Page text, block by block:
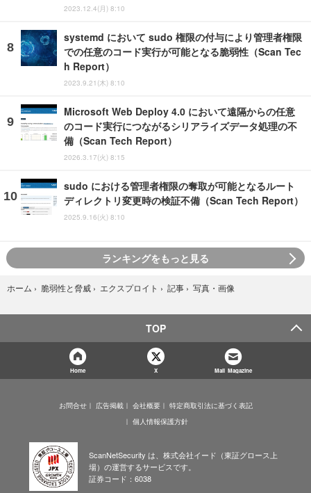
2023.12.4(月) 8:10
systemd において sudo 権限の付与により管理者権限
での任意のコード実行が可能となる脆弱性（Scan Tec
h Report）
2023.9.21(木) 8:10
Microsoft Web Deploy 4.0 において遠隔からの任意
のコード実行につながるシリアライズデータ処理の不
備（Scan Tech Report）
2026.3.17(火) 8:15
sudo における管理者権限の奪取が可能となるルート
ディレクトリ変更時の検証不備（Scan Tech Report）
2025.9.16(火) 8:10
ランキングをもっと見る
ホーム › 脆弱性と脅威 › エクスプロイト › 記事 › 写真・画像
TOP
Home X Mail Magazine
お問合せ 広告掲載 会社概要
特定商取引法に基づく表記
個人情報保護方針
ScanNetSecurity は、株式会社イード（東証グロース上
場）の運営するサービスです。
証券コード：6038